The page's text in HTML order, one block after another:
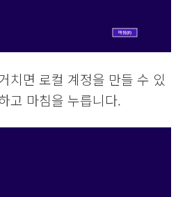
치면 로컬 계정을 만들 수 있
고 마침을 누릅니다.